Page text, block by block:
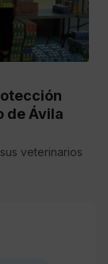
de Ávila
veterinarios